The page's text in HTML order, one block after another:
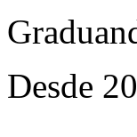
Desde